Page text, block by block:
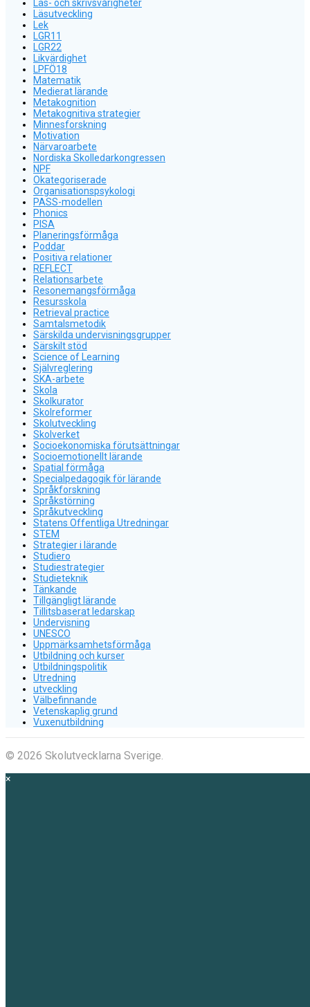
Läs- och skrivsvårigheter
Läsutveckling
Lek
LGR11
LGR22
Likvärdighet
LPFÖ18
Matematik
Medierat lärande
Metakognition
Metakognitiva strategier
Minnesforskning
Motivation
Närvaroarbete
Nordiska Skolledarkongressen
NPF
Okategoriserade
Organisationspsykologi
PASS-modellen
Phonics
PISA
Planeringsförmåga
Poddar
Positiva relationer
REFLECT
Relationsarbete
Resonemangsförmåga
Resursskola
Retrieval practice
Samtalsmetodik
Särskilda undervisningsgrupper
Särskilt stöd
Science of Learning
Självreglering
SKA-arbete
Skola
Skolkurator
Skolreformer
Skolutveckling
Skolverket
Socioekonomiska förutsättningar
Socioemotionellt lärande
Spatial förmåga
Specialpedagogik för lärande
Språkforskning
Språkstörning
Språkutveckling
Statens Offentliga Utredningar
STEM
Strategier i lärande
Studiero
Studiestrategier
Studieteknik
Tänkande
Tillgängligt lärande
Tillitsbaserat ledarskap
Undervisning
UNESCO
Uppmärksamhetsförmåga
Utbildning och kurser
Utbildningspolitik
Utredning
utveckling
Välbefinnande
Vetenskaplig grund
Vuxenutbildning
© 2026 Skolutvecklarna Sverige.
×